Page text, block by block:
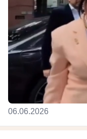
06.06.2026